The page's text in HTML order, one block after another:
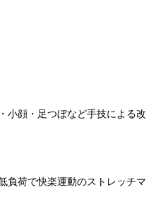
小顔・足つぼなど手技による改
負荷で快楽運動のストレッチマ